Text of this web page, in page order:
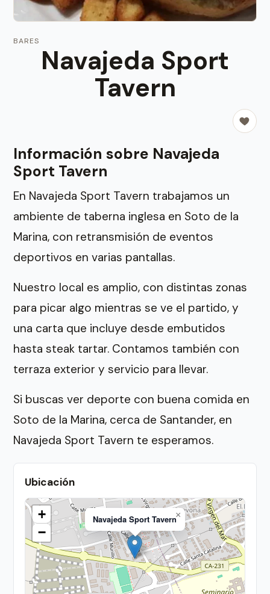
BARES
Navajeda Sport
Tavern
Información sobre Navajeda
Sport Tavern
En Navajeda Sport Tavern trabajamos un
ambiente de taberna inglesa en Soto de la
Marina, con retransmisión de eventos
deportivos en varias pantallas.
Nuestro local es amplio, con distintas zonas
para picar algo mientras se ve el partido, y
una carta que incluye desde embutidos
hasta steak tartar. Contamos también con
terraza exterior y servicio para llevar.
Si buscas ver deporte con buena comida en
Soto de la Marina, cerca de Santander, en
Navajeda Sport Tavern te esperamos.
Ubicación
Navajeda Sport Tavern×
+
−